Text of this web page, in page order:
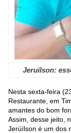
Jeruílson:
Nesta sexta-feira
Restaurante, em
amantes do bom
Assim, desse jeito,
Jerúílson é um dos